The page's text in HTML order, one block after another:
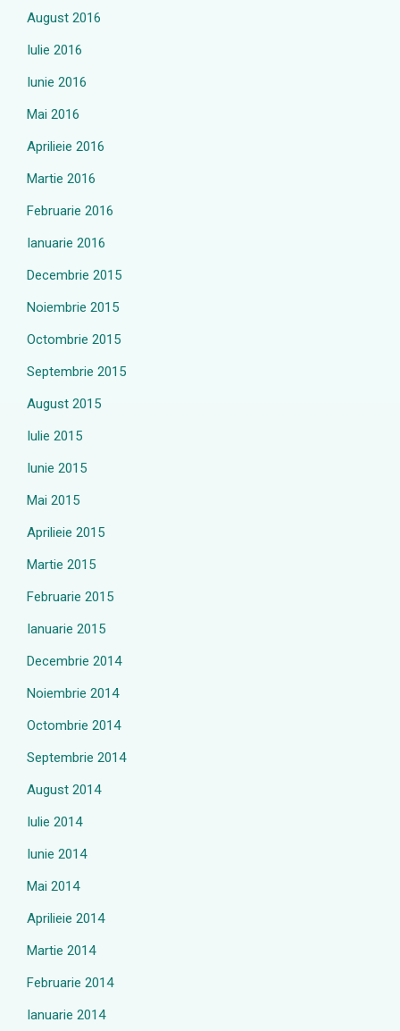
August 2016
Iulie 2016
Iunie 2016
Mai 2016
Aprilieie 2016
Martie 2016
Februarie 2016
Ianuarie 2016
Decembrie 2015
Noiembrie 2015
Octombrie 2015
Septembrie 2015
August 2015
Iulie 2015
Iunie 2015
Mai 2015
Aprilieie 2015
Martie 2015
Februarie 2015
Ianuarie 2015
Decembrie 2014
Noiembrie 2014
Octombrie 2014
Septembrie 2014
August 2014
Iulie 2014
Iunie 2014
Mai 2014
Aprilieie 2014
Martie 2014
Februarie 2014
Ianuarie 2014